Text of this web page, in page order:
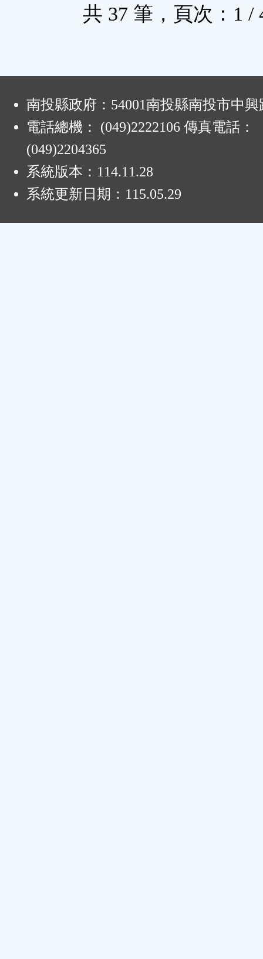
共 37 筆，頁次：1 /
南投縣政府：54001南投縣南投市中興
電話總機： (049)2222106 傳真電話：
(049)2204365
系統版本： 114.11.28
系統更新日期： 115.05.29